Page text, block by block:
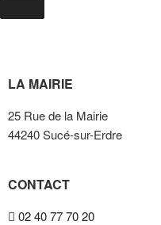
LA MAIRIE
25 Rue de la Mairie
44240 Sucé-sur-Erdre
CONTACT
02 40 77 70 20